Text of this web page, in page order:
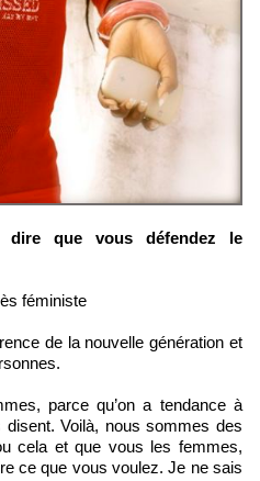
féministe
de la nouvelle génération et
parce qu’on a tendance à
Voilà, nous sommes des
cela et que vous les femmes,
ce que vous voulez. Je ne sais